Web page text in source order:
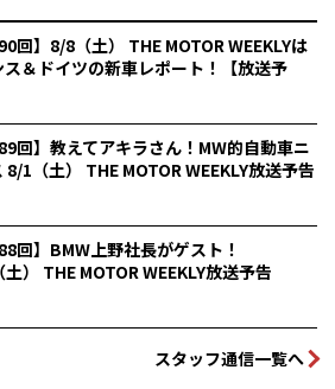
回】8/8（土） THE MOTOR WEEKLYは
ス＆ドイツの新車レポート！【放送予
回】教えてアキラさん！MW的自動車ニ
8/1（土） THE MOTOR WEEKLY放送予告
回】BMW上野社長がゲスト！
） THE MOTOR WEEKLY放送予告
スタッフ通信一覧へ